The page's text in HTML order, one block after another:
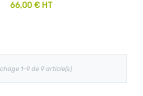
66,00 € HT
1-9 de 9 article(s)